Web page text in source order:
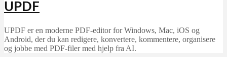
UPDF
UPDF er en moderne PDF-editor for Windows, Mac, iOS og
Android, der du kan redigere, konvertere, kommentere, organisere
og jobbe med PDF-filer med hjelp fra AI.